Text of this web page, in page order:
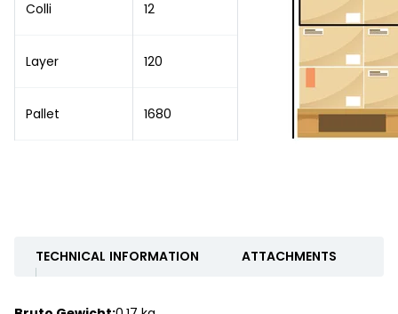
Colli 12
Layer 120
Pallet 1680
TECHNICAL INFORMATION ATTACHMENTS